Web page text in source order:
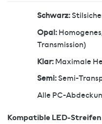
Schwarz:
Opal:
Transmission)
Klar:Maximale
Semi:Semi-
Alle PC-
Kompatible LED-Streifen